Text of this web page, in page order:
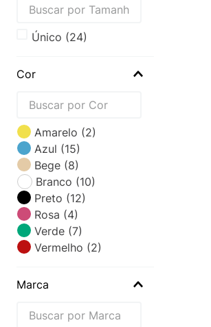
Único (24)
Cor
Amarelo (2)
Azul (15)
Bege (8)
Branco (10)
Preto (12)
Rosa (4)
Verde (7)
Vermelho (2)
Marca